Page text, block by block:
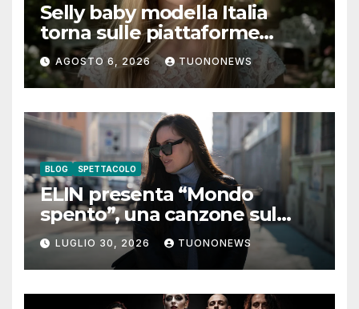
Selly baby modella Italia
torna sulle piattaforme
digitali con “Luna lei mi
guarda”
AGOSTO 6, 2026 TUONONEWS
BLOG SPETTACOLO
ELIN presenta “Mondo
spento”, una canzone sul
coraggio di lasciare andare i
pensieri negativi
LUGLIO 30, 2026 TUONONEWS